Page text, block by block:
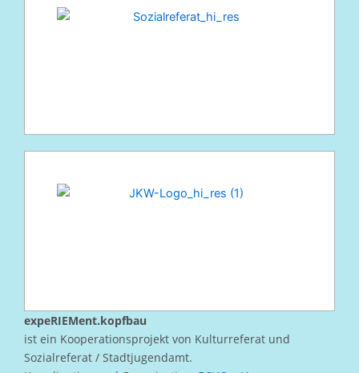
expeRIEMent.kopfbau
ist ein Kooperationsprojekt von Kulturreferat und
Sozialreferat / Stadtjugendamt.